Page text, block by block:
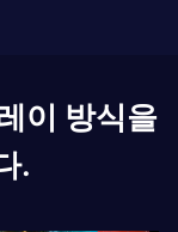
이 방식을
.